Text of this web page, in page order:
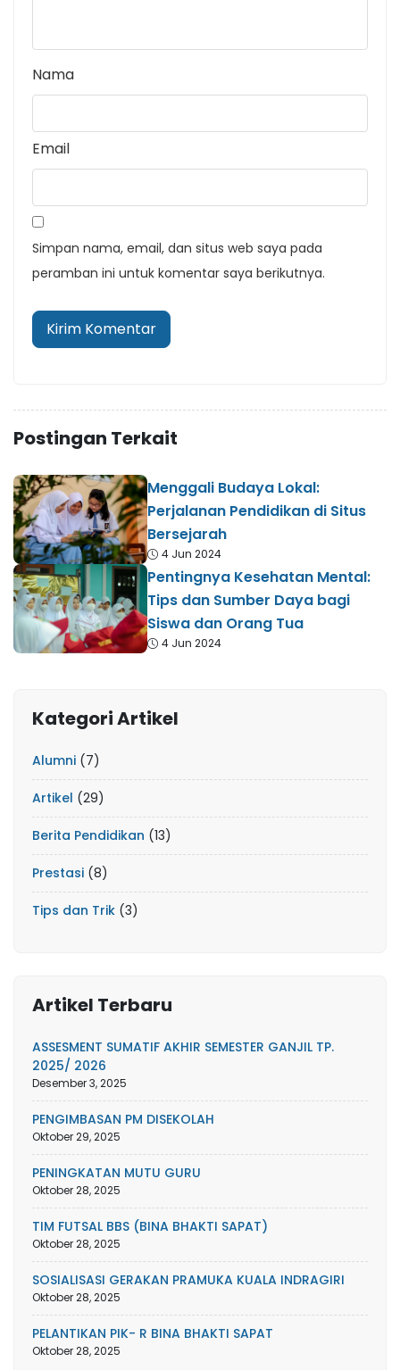
Nama
Email
Simpan nama, email, dan situs web saya pada
peramban ini untuk komentar saya berikutnya.
Postingan Terkait
Menggali Budaya Lokal:
Perjalanan Pendidikan di Situs
Bersejarah
4 Jun 2024
Pentingnya Kesehatan Mental:
Tips dan Sumber Daya bagi
Siswa dan Orang Tua
4 Jun 2024
Kategori Artikel
Alumni (7)
Artikel (29)
Berita Pendidikan (13)
Prestasi (8)
Tips dan Trik (3)
Artikel Terbaru
ASSESMENT SUMATIF AKHIR SEMESTER GANJIL TP.
2025/ 2026
Desember 3, 2025
PENGIMBASAN PM DISEKOLAH
Oktober 29, 2025
PENINGKATAN MUTU GURU
Oktober 28, 2025
TIM FUTSAL BBS (BINA BHAKTI SAPAT)
Oktober 28, 2025
SOSIALISASI GERAKAN PRAMUKA KUALA INDRAGIRI
Oktober 28, 2025
PELANTIKAN PIK- R BINA BHAKTI SAPAT
Oktober 28, 2025